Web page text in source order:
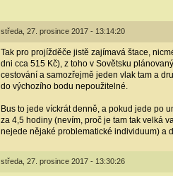
středa, 27. prosince 2017 - 13:14:20
Tak pro projížděče jistě zajímavá štace,
dni cca 515 Kč), z toho v Sovětsku
cestování a samozřejmě jeden vlak tam a
do výchozího bodu nepoužitelné.
Bus to jede víckrát denně, a pokud jede po
za 4,5 hodiny (nevím, proč je tam tak velká
nejede nějaké problematické individuum) a
středa, 27. prosince 2017 - 13:30:26